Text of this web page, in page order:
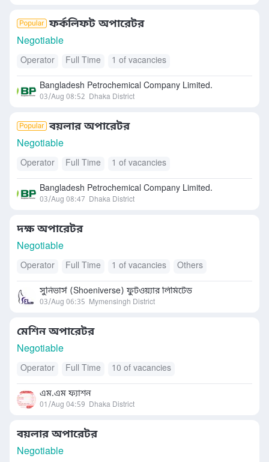
ফর্কলিফট অপারেটর
Negotiable
Operator Full Time 1 of vacancies
Bangladesh Petrochemical Company Limited.
03/Aug 08:52 Dhaka District
বয়লার অপারেটর
Negotiable
Operator Full Time 1 of vacancies
Bangladesh Petrochemical Company Limited.
03/Aug 08:47 Dhaka District
দক্ষ অপারেটর
Negotiable
Operator Full Time 1 of vacancies Others
সুনিভার্স (Shoeniverse) ফুটওয়্যার লিমিটেড
03/Aug 06:35 Mymensingh District
মেশিন অপারেটর
Negotiable
Operator Full Time 10 of vacancies
এম.এম ফ্যাশন
01/Aug 04:59 Dhaka District
বয়লার অপারেটর
Negotiable